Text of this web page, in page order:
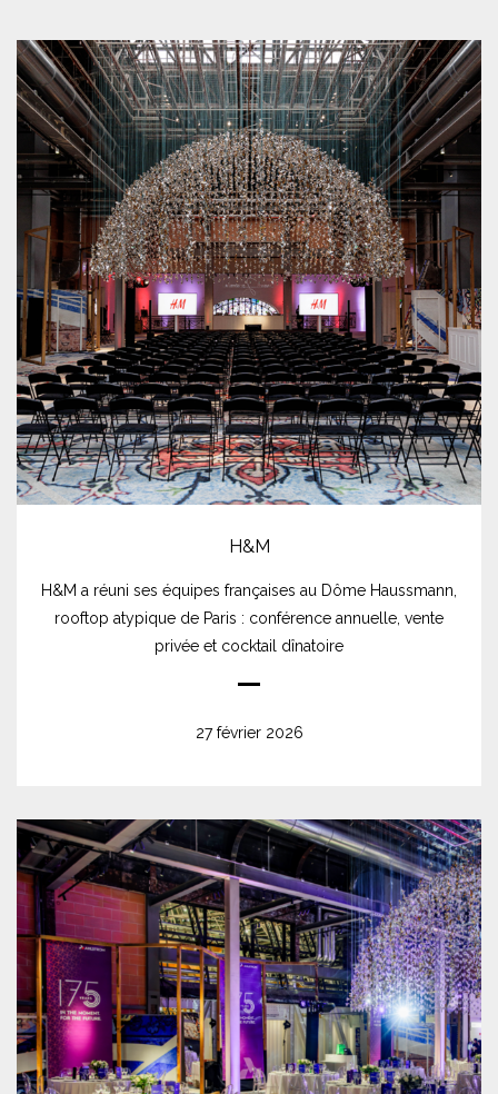
H&M
H&M a réuni ses équipes françaises au Dôme Haussmann,
rooftop atypique de Paris : conférence annuelle, vente
privée et cocktail dînatoire
27 février 2026